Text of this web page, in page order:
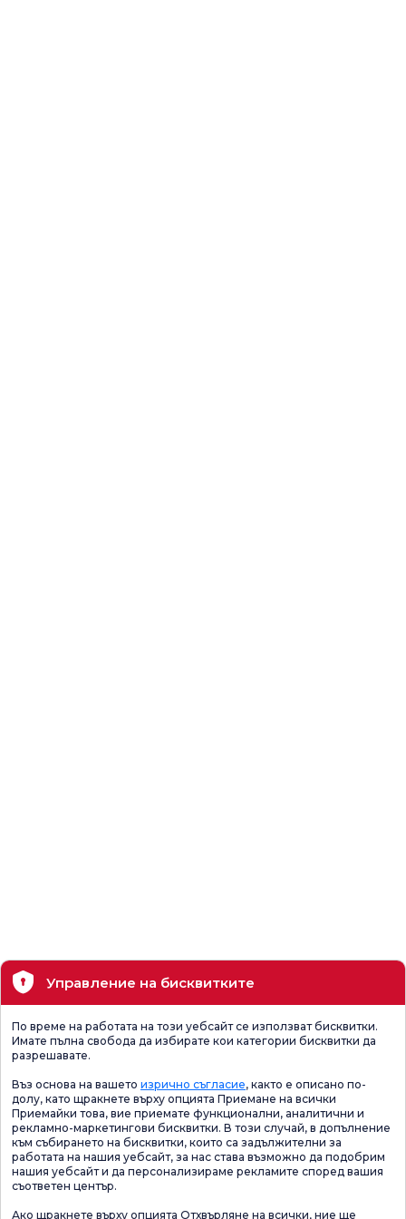
Управление на бисквитките
По време на работата на този уебсайт се използват бисквитки.
Имате пълна свобода да избирате кои категории бисквитки да
разрешавате.
Въз основа на вашето изрично съгласие, както е описано по-
долу, като щракнете върху опцията Приемане на всички
Приемайки това, вие приемате функционални, аналитични и
рекламно-маркетингови бисквитки. В този случай, в допълнение
към събирането на бисквитки, които са задължителни за
работата на нашия уебсайт, за нас става възможно да подобрим
нашия уебсайт и да персонализираме рекламите според вашия
съответен център.
Ако щракнете върху опцията Отхвърляне на всички, ние ще